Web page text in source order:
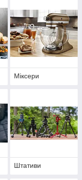
Міксери
Штативи